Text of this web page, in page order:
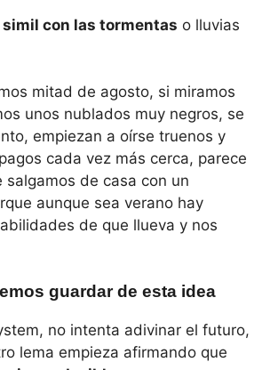
simil con las tormentas o lluvias
mitad de agosto, si miramos
unos nublados muy negros, se
empiezan a oírse truenos y
cada vez más cerca, parece
salgamos de casa con un
aunque sea verano hay
de que llueva y nos
guardar de esta idea
no intenta adivinar el futuro,
lema empieza afirmando que